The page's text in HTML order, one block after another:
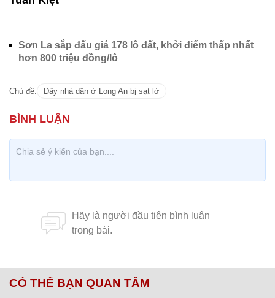
Sơn La sắp đấu giá 178 lô đất, khởi điểm thấp nhất
hơn 800 triệu đồng/lô
Chủ đề: Dãy nhà dân ở Long An bị sạt lở
CÓ THỂ BẠN QUAN TÂM